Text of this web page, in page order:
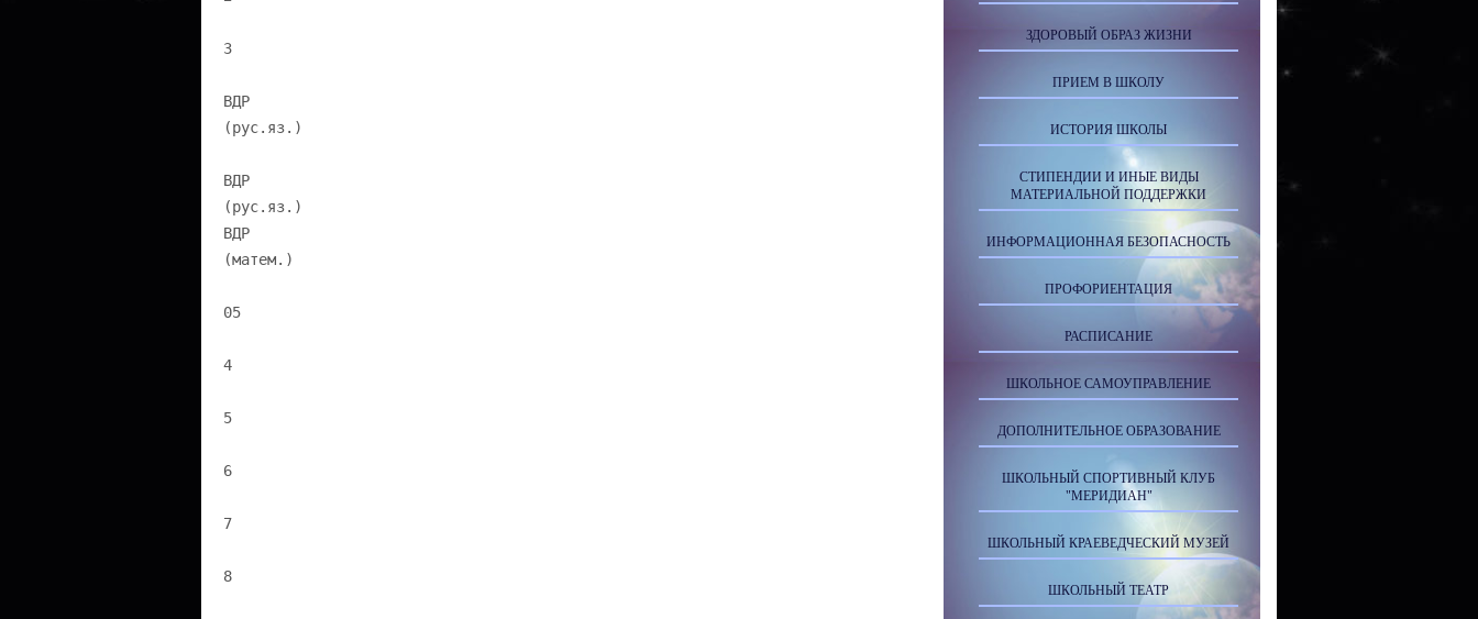
3
ВДР
(рус.яз.)
ВДР
(рус.яз.)
ВДР
(матем.)
05
4
5
6
7
8
ЗДОРОВЫЙ ОБРАЗ ЖИЗНИ
ПРИЕМ В ШКОЛУ
ИСТОРИЯ ШКОЛЫ
СТИПЕНДИИ И ИНЫЕ ВИДЫ
МАТЕРИАЛЬНОЙ ПОДДЕРЖКИ
ИНФОРМАЦИОННАЯ БЕЗОПАСНОСТЬ
ПРОФОРИЕНТАЦИЯ
РАСПИСАНИЕ
ШКОЛЬНОЕ САМОУПРАВЛЕНИЕ
ДОПОЛНИТЕЛЬНОЕ ОБРАЗОВАНИЕ
ШКОЛЬНЫЙ СПОРТИВНЫЙ КЛУБ
"МЕРИДИАН"
ШКОЛЬНЫЙ КРАЕВЕДЧЕСКИЙ МУЗЕЙ
ШКОЛЬНЫЙ ТЕАТР